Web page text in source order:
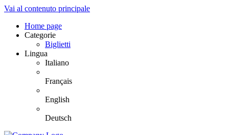
Vai al contenuto principale
Home page
Categorie
Biglietti
Lingua
Italiano
Français
English
Deutsch